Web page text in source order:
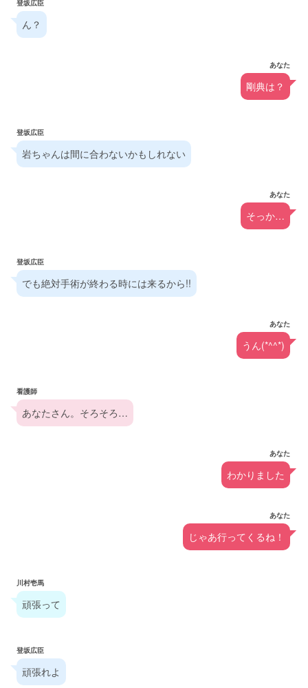
登坂広臣
ん？
あなた
剛典は？
登坂広臣
岩ちゃんは間に合わないかもしれない
あなた
そっか…
登坂広臣
でも絶対手術が終わる時には来るから!!
あなた
うん(*^^*)
看護師
あなたさん。そろそろ…
あなた
わかりました
あなた
じゃあ行ってくるね！
川村壱馬
頑張って
登坂広臣
頑張れよ